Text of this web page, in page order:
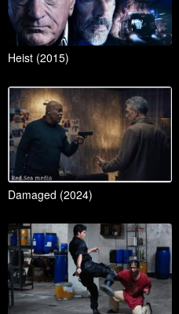
Heist (2015)
Damaged (2024)